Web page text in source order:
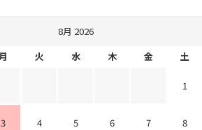
8月 2026
火 水 木 金 土
1
3 4 5 6 7 8